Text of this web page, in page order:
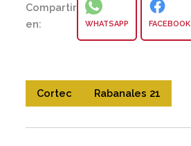
Compartir
en:
WHATSAPP FACEBOOK
Cortec Rabanales 21